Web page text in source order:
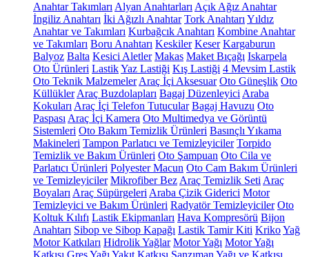
Anahtar Takımları Alyan Anahtarları Açık Ağız Anahtar
İngiliz Anahtarı İki Ağızlı Anahtar Tork Anahtarı Yıldız
Anahtar ve Takımları Kurbağcık Anahtarı Kombine Anahtar
ve Takımları Boru Anahtarı Keskiler Keser Kargaburun
Balyoz Balta Kesici Aletler Makas Maket Bıçağı Iskarpela
Oto Ürünleri LastikYaz Lastiği Kış Lastiği 4 Mevsim Lastik
Oto Teknik Malzemeler Araç İçi Aksesuar Oto Güneşlik Oto
Küllükler Araç Buzdolapları Bagaj Düzenleyici Araba
Kokuları Araç İçi Telefon Tutucular Bagaj Havuzu Oto
Paspası Araç İçi Kamera Oto Multimedya ve Görüntü
Sistemleri Oto Bakım Temizlik Ürünleri Basınçlı Yıkama
Makineleri Tampon Parlatıcı ve Temizleyiciler Torpido
Temizlik ve Bakım Ürünleri Oto Şampuan Oto Cila ve
Parlatıcı Ürünleri Polyester Macun Oto Cam Bakım Ürünleri
ve Temizleyiciler Mikrofiber Bez Araç Temizlik Seti Araç
Boyaları Araç Süpürgeleri Araba Çizik Giderici Motor
Temizleyici ve Bakım Ürünleri Radyatör Temizleyiciler Oto
Koltuk Kılıfı Lastik Ekipmanları Hava Kompresörü Bijon
Anahtarı Sibop ve Sibop Kapağı Lastik Tamir Kiti KrikoYağ
Motor Katkıları Hidrolik Yağlar Motor Yağı Motor Yağı
Katkısı Gres Yağı Yakıt Katkısı Şanzıman Yağı ve Katkısı